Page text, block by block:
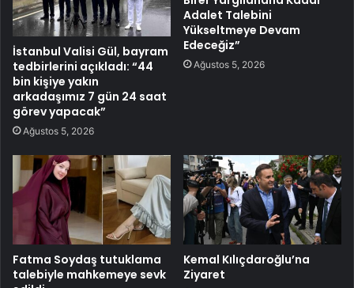
İstanbul Valisi Gül, bayram
tedbirlerini açıkladı: “44
bin kişiye yakın
arkadaşımız 7 gün 24 saat
görev yapacak”
Ağustos 5, 2026
Adalet Talebini
Yükseltmeye Devam
Edeceğiz”
Ağustos 5, 2026
Fatma Soydaş tutuklama
talebiyle mahkemeye sevk
Kemal Kılıçdaroğlu’na
Ziyaret